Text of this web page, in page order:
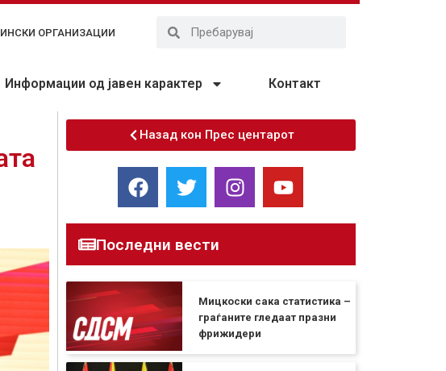
ОРГАНИЗАЦИИ
Информации од јавен карактер Контакт
Назад кон Прес центарот
Последни вести
Мицкоски сака статистика –
граѓаните гледаат празни
фрижидери